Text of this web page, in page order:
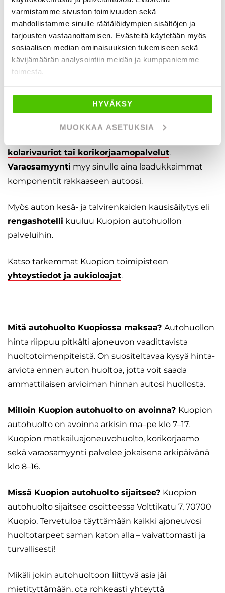
varmistamme sivuston toimivuuden sekä
mahdollistamme sinulle räätälöidympien sisältöjen ja
tarjousten vastaanottamisen. Evästeitä käytetään myös
sosiaalisen median ominaisuuksien tukemiseen sekä
kävijämäärän analysointiin meidän ja kumppaniemme
toimesta.
HYVÄKSY
MUOKKAA ASETUKSIA
Kuopion autohuollossa palvelee myös virallinen ja
valtuutettu
ja Bürstner
matkailuajoneuvohuolto.
autokorjaamopalvelut yhdestä osoitteesta ja kerralla
– laadukkaasti ja vaivattomasti. Autokorjaamo
Kuopio autohuoltomme palvelee sinua kaikissa
kolarivauriot tai korikorjaamopalvelut.
Varaosamyynti myy sinulle aina laadukkaimmat
komponentit rakkaaseen autoosi.
Myös auton kesä- ja talvirenkaiden kausisäilytys eli
rengashotelli kuuluu Kuopion autohuollon
palveluihin.
Katso tarkemmat Kuopion toimipisteen
yhteystiedot ja aukioloajat.
Mitä autohuolto Kuopiossa maksaa? Autohuollon
hinta riippuu pitkälti ajoneuvon vaadittavista
huoltotoimenpiteistä. On suositeltavaa kysyä hinta-
arviota ennen auton huoltoa, jotta voit saada
ammattilaisen arvioiman hinnan autosi huollosta.
Milloin Kuopion autohuolto on avoinna? Kuopion
autohuolto on avoinna arkisin ma–pe klo 7–17.
Kuopion matkailuajoneuvohuolto, korikorjaamo
sekä varaosamyynti palvelee jokaisena arkipäivänä
klo 8–16.
Missä Kuopion autohuolto sijaitsee? Kuopion
autohuolto sijaitsee osoitteessa Volttikatu 7, 70700
Kuopio. Tervetuloa täyttämään kaikki ajoneuvosi
huoltotarpeet saman katon alla – vaivattomasti ja
turvallisesti!
Mikäli jokin autohuoltoon liittyvä asia jäi
mietityttämään, ota rohkeasti yhteyttä